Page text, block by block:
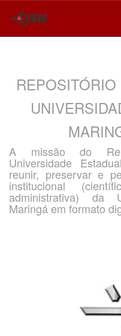
A missão do
Universidade
reunir, preservar e
institucional
administrativa) da
Maringá em formato